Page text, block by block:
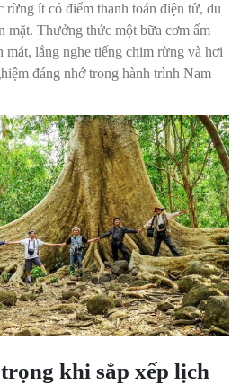
ít có điểm thanh toán điện tử, du
mặt. Thưởng thức một bữa cơm ấm
mát, lắng nghe tiếng chim rừng và hơi
đáng nhớ trong hành trình Nam
khi sắp xếp lịch